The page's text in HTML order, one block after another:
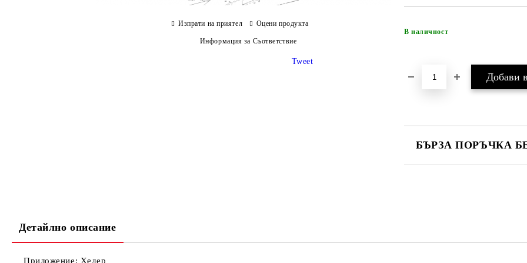
В наличност
БЪРЗА ПОРЪЧКА
Изпрати на приятел Оцени продукта
Информация за Съответствие
Tweet
Детайлно описание
Приложение: Хедер